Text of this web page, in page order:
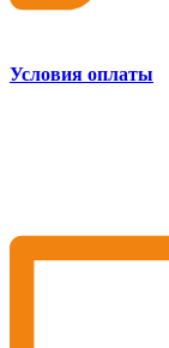
Условия оплаты